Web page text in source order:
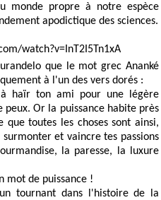
monde propre à notre espèce
apodictique des sciences.
watch?v=InT2I5Tn1xA
que le mot grec Ananké
à l'un des vers dorés :
haïr ton ami pour une légère
Or la puissance habite près
que toutes les choses sont ainsi,
et vaincre tes passions
la paresse, la luxure
mot de puissance !
tournant dans l'histoire de la